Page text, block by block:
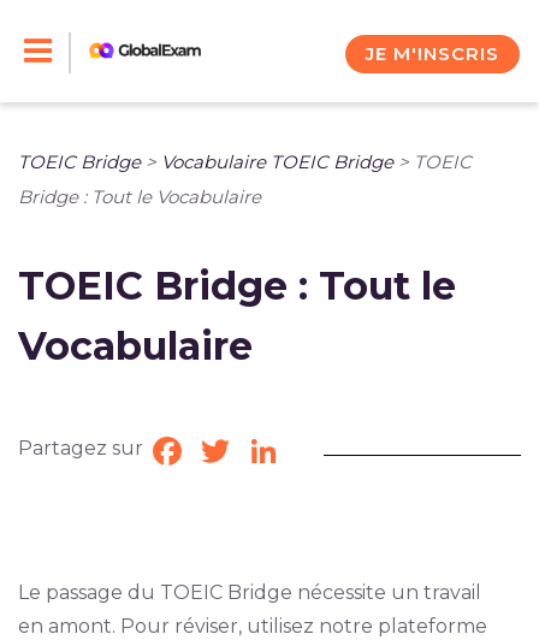
JE M'INSCRIS
TOEIC Bridge> Vocabulaire TOEIC Bridge> TOEIC
Bridge : Tout le Vocabulaire
TOEIC Bridge : Tout le
Vocabulaire
Partagez sur Facebook
TwitterLinkedIn
Le passage du TOEIC Bridge nécessite un travail
en amont. Pour réviser, utilisez notre plateforme